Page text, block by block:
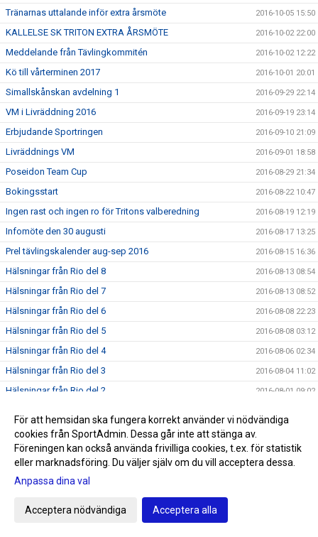
Tränarnas uttalande inför extra årsmöte 2016-10-05 15:50
KALLELSE SK TRITON EXTRA ÅRSMÖTE 2016-10-02 22:00
Meddelande från Tävlingkommitén 2016-10-02 12:22
Kö till vårterminen 2017 2016-10-01 20:01
Simallskånskan avdelning 1 2016-09-29 22:14
VM i Livräddning 2016 2016-09-19 23:14
Erbjudande Sportringen 2016-09-10 21:09
Livräddnings VM 2016-09-01 18:58
Poseidon Team Cup 2016-08-29 21:34
Bokingsstart 2016-08-22 10:47
Ingen rast och ingen ro för Tritons valberedning 2016-08-19 12:19
Infomöte den 30 augusti 2016-08-17 13:25
Prel tävlingskalender aug-sep 2016 2016-08-15 16:36
Hälsningar från Rio del 8 2016-08-13 08:54
Hälsningar från Rio del 7 2016-08-13 08:52
Hälsningar från Rio del 6 2016-08-08 22:23
Hälsningar från Rio del 5 2016-08-08 03:12
Hälsningar från Rio del 4 2016-08-06 02:34
Hälsningar från Rio del 3 2016-08-04 11:02
Hälsningar från Rio del 2 2016-08-01 09:02
SNART OLYMPISKA SOMMARSPELEN 2016
Triton i radio 2016-07-20 13:00
Sommarrea på Sportringen
SM/JSM dag 5
Triton-trio laddar för Rio
För att hemsidan ska fungera korrekt använder vi nödvändiga
cookies från SportAdmin. Dessa går inte att stänga av.
Föreningen kan också använda frivilliga cookies, t.ex. för statistik
eller marknadsföring. Du väljer själv om du vill acceptera dessa.
Anpassa dina val
Acceptera nödvändiga Acceptera alla